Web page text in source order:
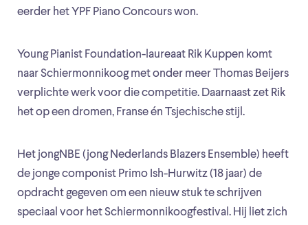
eerder het YPF Piano Concours won.
Young Pianist Foundation-laureaat Rik Kuppen komt
naar Schiermonnikoog met onder meer Thomas Beijers
verplichte werk voor die competitie. Daarnaast zet Rik
het op een dromen, Franse én Tsjechische stijl.
Het jongNBE (jong Nederlands Blazers Ensemble) heeft
de jonge componist Primo Ish-Hurwitz (18 jaar) de
opdracht gegeven om een nieuw stuk te schrijven
speciaal voor het Schiermonnikoogfestival. Hij liet zich